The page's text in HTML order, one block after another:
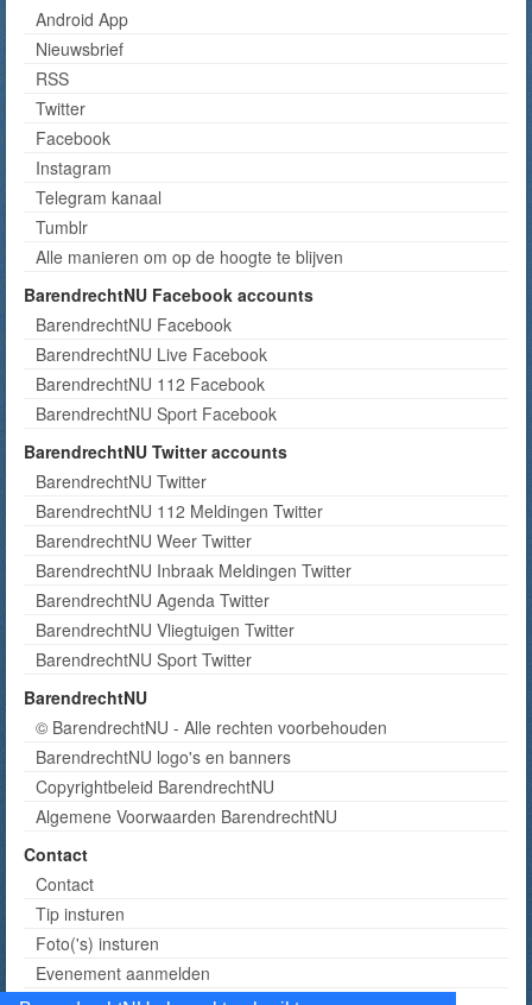
Android App
Nieuwsbrief
RSS
Twitter
Facebook
Instagram
Telegram kanaal
Tumblr
Alle manieren om op de hoogte te blijven
BarendrechtNU Facebook accounts
BarendrechtNU Facebook
BarendrechtNU Live Facebook
BarendrechtNU 112 Facebook
BarendrechtNU Sport Facebook
BarendrechtNU Twitter accounts
BarendrechtNU Twitter
BarendrechtNU 112 Meldingen Twitter
BarendrechtNU Weer Twitter
BarendrechtNU Inbraak Meldingen Twitter
BarendrechtNU Agenda Twitter
BarendrechtNU Vliegtuigen Twitter
BarendrechtNU Sport Twitter
BarendrechtNU
© BarendrechtNU - Alle rechten voorbehouden
BarendrechtNU logo's en banners
Copyrightbeleid BarendrechtNU
Algemene Voorwaarden BarendrechtNU
Contact
Contact
Tip insturen
Foto('s) insturen
Evenement aanmelden